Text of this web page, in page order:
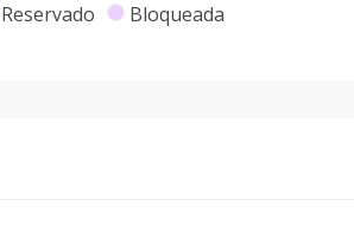
Reservado Bloqueada